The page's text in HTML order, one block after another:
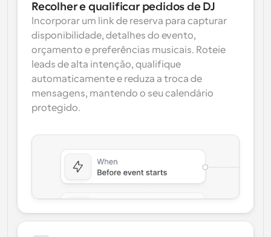
Links de Grupo Dinâmico
Agende reuniões de forma fluida com várias pessoas
Webhooks
Receba notificações quando algo acontecer
Recolher e qualificar pedidos de DJ
Incorporar um link de reserva para capturar
disponibilidade, detalhes do evento,
orçamento e preferências musicais. Roteie
leads de alta intenção, qualifique
automaticamente e reduza a troca de
mensagens, mantendo o seu calendário
protegido.